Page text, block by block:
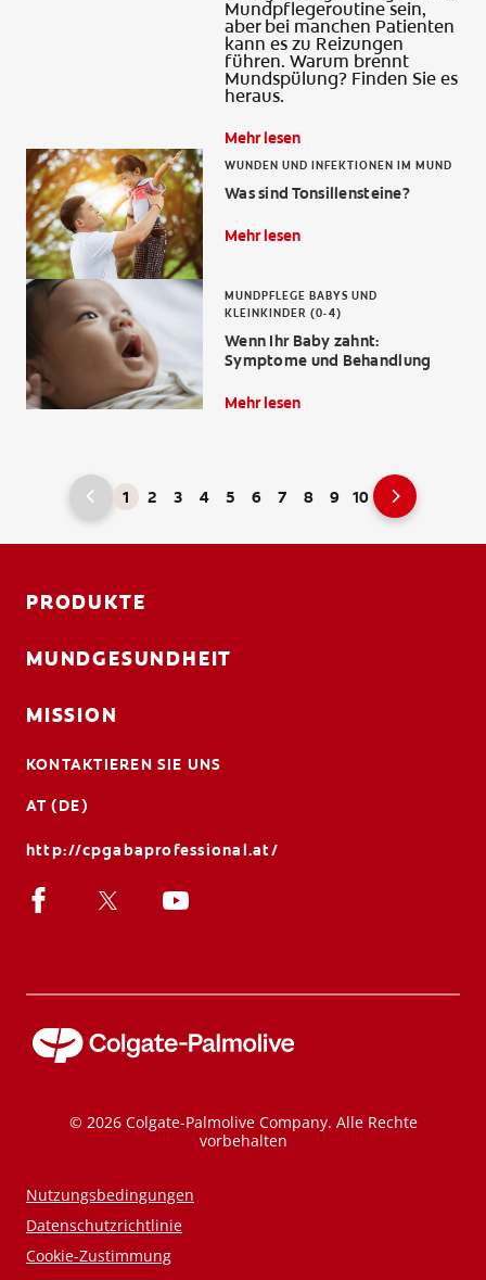
Mundpflegeroutine sein,
aber bei manchen Patienten
kann es zu Reizungen
führen. Warum brennt
Mundspülung? Finden Sie es
heraus.
Mehr lesen
WUNDEN UND INFEKTIONEN IM MUND
Was sind Tonsillensteine?
Mehr lesen
MUNDPFLEGE BABYS UND
KLEINKINDER (0-4)
Wenn Ihr Baby zahnt:
Symptome und Behandlung
Mehr lesen
1 2 3 4 5 6 7 8 9 10
PRODUKTE
MUNDGESUNDHEIT
MISSION
KONTAKTIEREN SIE UNS
AT (DE)
http://cpgabaprofessional.at/
© 2026 Colgate-Palmolive Company. Alle Rechte
vorbehalten
Nutzungsbedingungen
Datenschutzrichtlinie
Cookie-Zustimmung